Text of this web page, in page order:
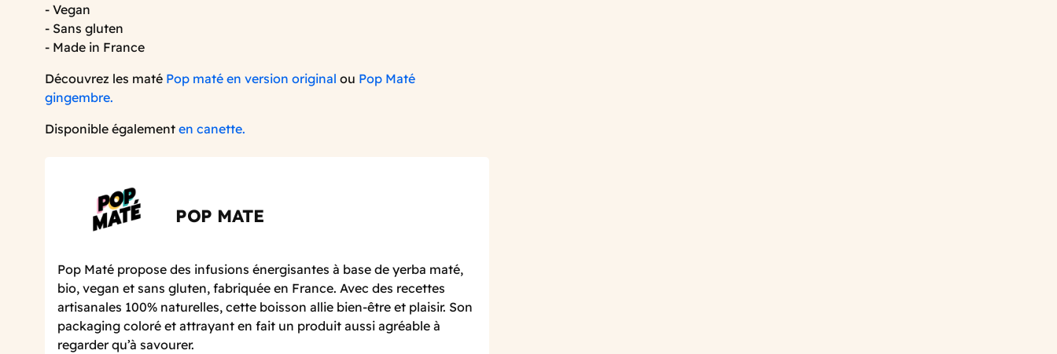
- Vegan
- Sans gluten
- Made in France
Découvrez les maté Pop maté en version original ou Pop Maté
gingembre.
Disponible également en canette.
POP MATE
Pop Maté propose des infusions énergisantes à base de yerba maté,
bio, vegan et sans gluten, fabriquée en France. Avec des recettes
artisanales 100% naturelles, cette boisson allie bien-être et plaisir. Son
packaging coloré et attrayant en fait un produit aussi agréable à
regarder qu’à savourer.